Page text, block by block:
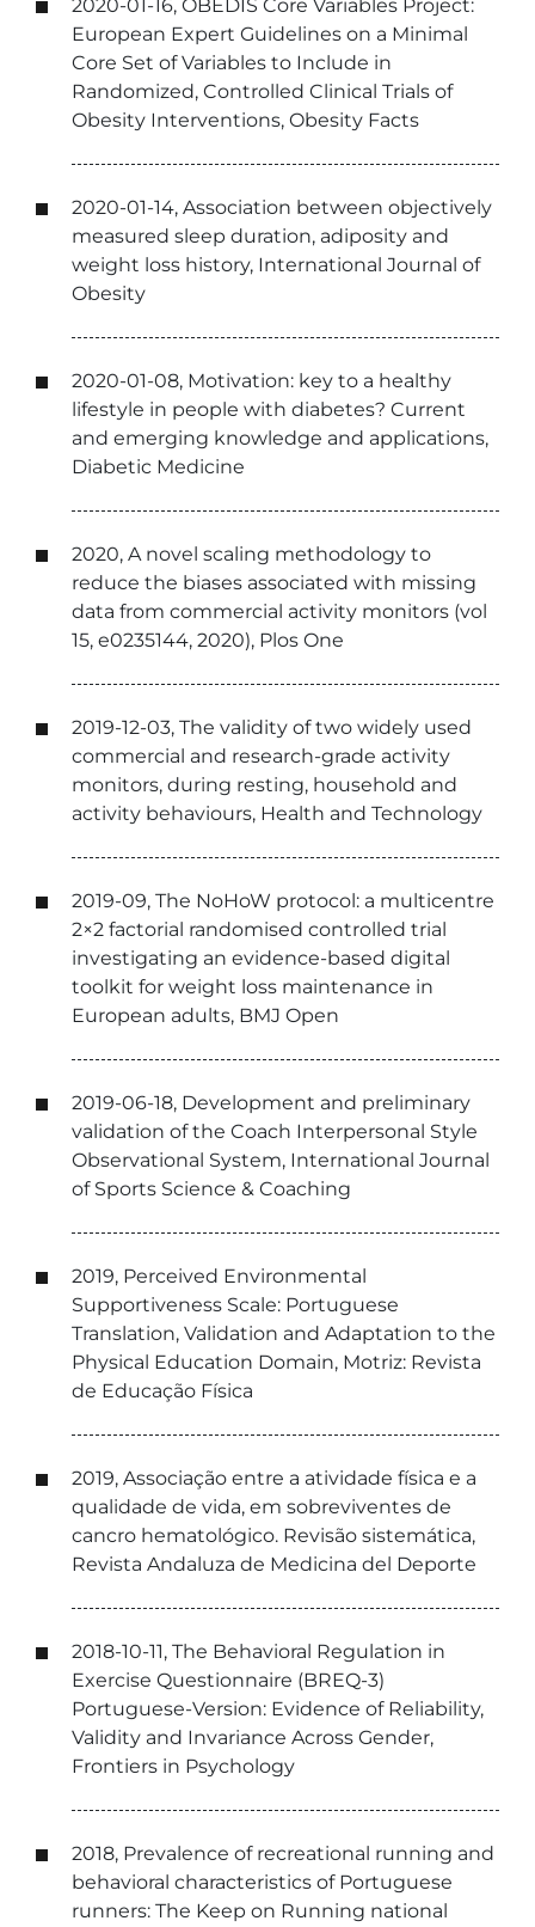
2020-01-16, OBEDIS Core Variables Project:
European Expert Guidelines on a Minimal
Core Set of Variables to Include in
Randomized, Controlled Clinical Trials of
Obesity Interventions, Obesity Facts
2020-01-14, Association between objectively
measured sleep duration, adiposity and
weight loss history, International Journal of
Obesity
2020-01-08, Motivation: key to a healthy
lifestyle in people with diabetes? Current
and emerging knowledge and applications,
Diabetic Medicine
2020, A novel scaling methodology to
reduce the biases associated with missing
data from commercial activity monitors (vol
15, e0235144, 2020), Plos One
2019-12-03, The validity of two widely used
commercial and research-grade activity
monitors, during resting, household and
activity behaviours, Health and Technology
2019-09, The NoHoW protocol: a multicentre
2×2 factorial randomised controlled trial
investigating an evidence-based digital
toolkit for weight loss maintenance in
European adults, BMJ Open
2019-06-18, Development and preliminary
validation of the Coach Interpersonal Style
Observational System, International Journal
of Sports Science & Coaching
2019, Perceived Environmental
Supportiveness Scale: Portuguese
Translation, Validation and Adaptation to the
Physical Education Domain, Motriz: Revista
de Educação Física
2019, Associação entre a atividade física e a
qualidade de vida, em sobreviventes de
cancro hematológico. Revisão sistemática,
Revista Andaluza de Medicina del Deporte
2018-10-11, The Behavioral Regulation in
Exercise Questionnaire (BREQ-3)
Portuguese-Version: Evidence of Reliability,
Validity and Invariance Across Gender,
Frontiers in Psychology
2018, Prevalence of recreational running and
behavioral characteristics of Portuguese
runners: The Keep on Running national